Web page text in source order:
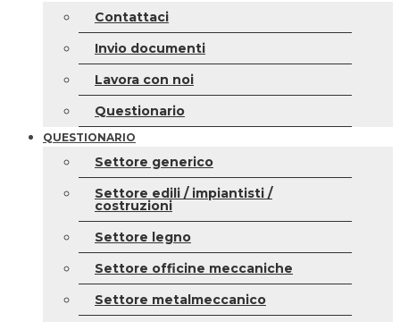
Contattaci
Invio documenti
Lavora con noi
Questionario
QUESTIONARIO
Settore generico
Settore edili / impiantisti /
costruzioni
Settore legno
Settore officine meccaniche
Settore metalmeccanico